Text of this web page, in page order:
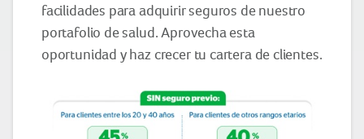
facilidades para adquirir seguros de nuestro
portafolio de salud. Aprovecha esta
oportunidad y haz crecer tu cartera de clientes.